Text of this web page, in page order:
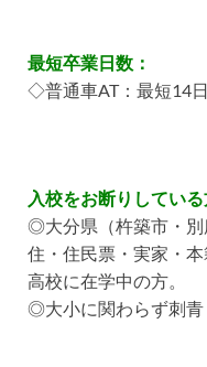
最短卒業日数：
◇普通車AT：最短14
入校をお断りしている
◎大分県（杵築市・別
住・住民票・実家・
高校に在学中の方。
◎大小に関わらず刺青